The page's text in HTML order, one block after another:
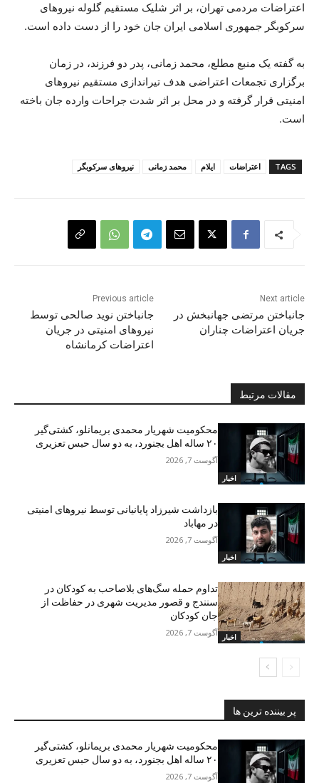
اعتراضات مردمی تهران، بر اثر شلیک مستقیم گلوله نیروهای
سرکوبگر جمهوری اسلامی ایران جان خود را از دست داده است.
به گفته یک منبع مطلع، محمد زمانی، پدر دو فرزند، در زمان
برگزاری تجمعات اعتراضی هدف تیراندازی مستقیم نیروهای
امنیتی قرار گرفته و در محل بر اثر شدت جراحات وارده جان باخته
است.
TAGS اعتراضات ایلام محمد زمانی نیروهای سرکوبگر
Previous article
جانباختن نوید صالحی توسط
نیروهای امنیتی در جریان
اعتراضات کرمانشاە
Next article
جانباختن مرتضی جهانبخش در
جریان اعتراضات چناران
مقالات مرتبط
اخبار
محکومیت شهریار محمدی بریمانلو، کشتی‌گیر
۲۰ ساله اهل بجنورد، به دو سال حبس تعزیری
آگوست 7, 2026
اخبار
بازداشت شیرزاد پایانیانی توسط نیروهای امنیتی
در مهاباد
آگوست 7, 2026
اخبار
تداوم حمله سگ‌های بلاصاحب به کودکان در
سنندج و قصور مدیریت شهری در حفاظت از
جان کودکان
آگوست 7, 2026
پر بیننده ترین ها
محکومیت شهریار محمدی بریمانلو، کشتی‌گیر
۲۰ ساله اهل بجنورد، به دو سال حبس تعزیری
آگوست 7, 2026